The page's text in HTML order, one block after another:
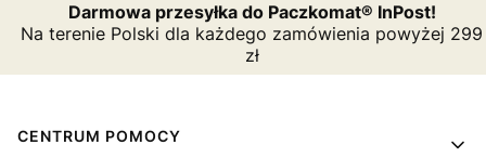
Darmowa przesyłka do Paczkomat® InPost!
Na terenie Polski dla każdego zamówienia powyżej 299
zł
Linki w stopce
CENTRUM POMOCY